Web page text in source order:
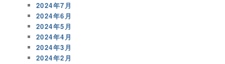
2024年7月
2024年6月
2024年5月
2024年4月
2024年3月
2024年2月